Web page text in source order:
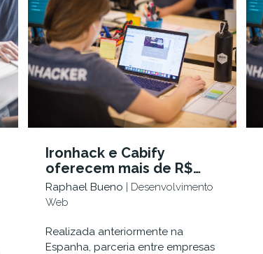
Ironhack e Cabify
oferecem mais de R$
250 mil em bolsas de
estudos
Raphael Bueno | Desenvolvimento
Web
Realizada anteriormente na
Espanha, parceria entre empresas